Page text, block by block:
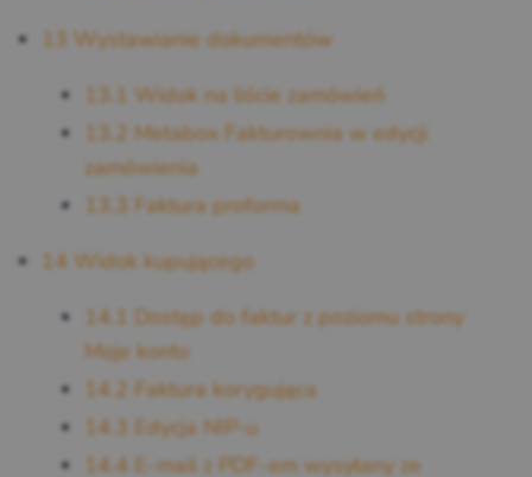
13 Wystawianie dokumentów
13.1 Widok na liście zamówień
13.2 Metabox Fakturownia w edycji
zamówienia
13.3 Faktura proforma
14 Widok kupującego
14.1
Dostęp do faktur z poziomu strony
Moje konto
14.2 Faktura korygująca
14.3 Edycja NIP-u
14.4 E-mail z PDF-em wysyłany ze